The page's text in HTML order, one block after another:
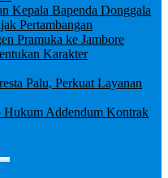
Kepala Bapenda Donggala
Pertambangan
Pramuka ke Jambore
Karakter
Palu, Perkuat Layanan
Addendum Kontrak